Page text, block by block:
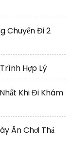
Chuyến Đi 2
Hợp Lý
Khi Đi Khám
Ăn Chơi Thả